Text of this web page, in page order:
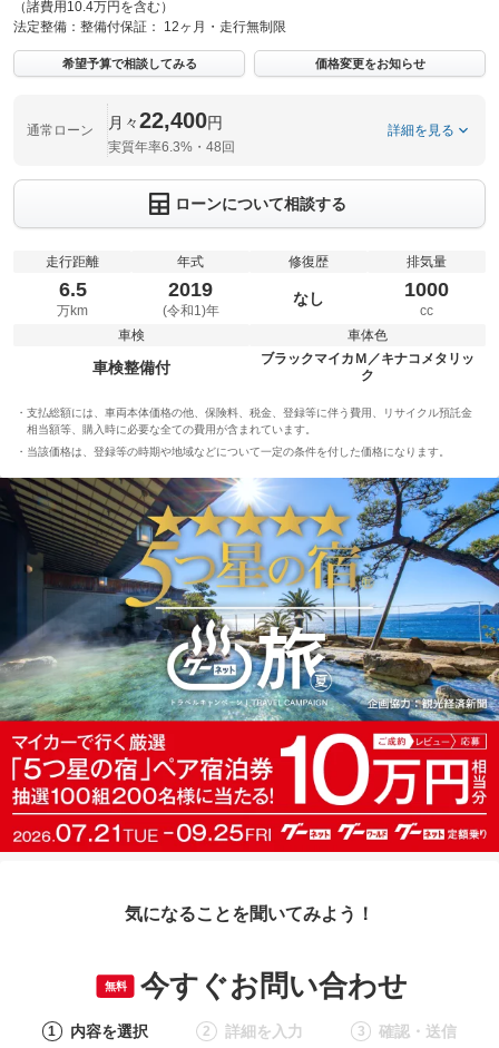
（諸費用10.4万円を含む）
法定整備： 整備付保証： 12ヶ月・走行無制限
希望予算で相談してみる 価格変更をお知らせ
通常ローン 月々22,400円
実質年率6.3%・48回
詳細を見る
ローンについて相談する
走行距離
6.5
万km
年式
2019
(令和1)年
修復歴
なし
排気量
1000
cc
車検
車検整備付
車体色
ブラックマイカＭ／キナコメタリッ
ク
支払総額には、車両本体価格の他、保険料、税金、登録等に伴う費用、リサイクル預託金
相当額等、購入時に必要な全ての費用が含まれています。
当該価格は、登録等の時期や地域などについて一定の条件を付した価格になります。
気になることを聞いてみよう！
無料 今すぐお問い合わせ
1 内容を選択 2 詳細を入力 3 確認・送信